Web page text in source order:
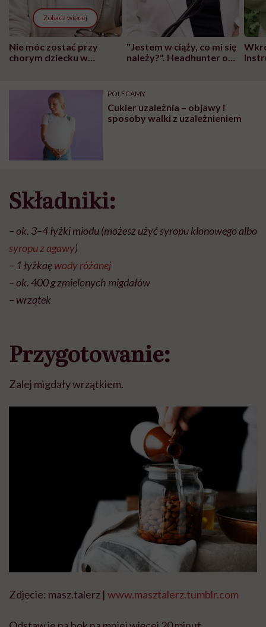
Zobacz więcej
Nie móc zostać przy
chorym dziecku w
może chyba tylko
głupota i brak
wyobraźni"
"Jestem w ciąży, co mi się
należy?". Headhunter o
pracy
POLECAMY
Cukier uzależnia – objawy i
sposoby walki z uzależnieniem
Składniki:
– ok. 3–4 łyżki miodu (możesz użyć syropu klonowego albo
syropu z agawy)
– ​1 łyżkaęwody różanej
– ok. 400 g zmielonych migdałów
– wrzątek
Przygotowanie:
Zalej migdały wrzątkiem.
Zdjęcie: masz.talerz | www.masztalerz.tumblr.com